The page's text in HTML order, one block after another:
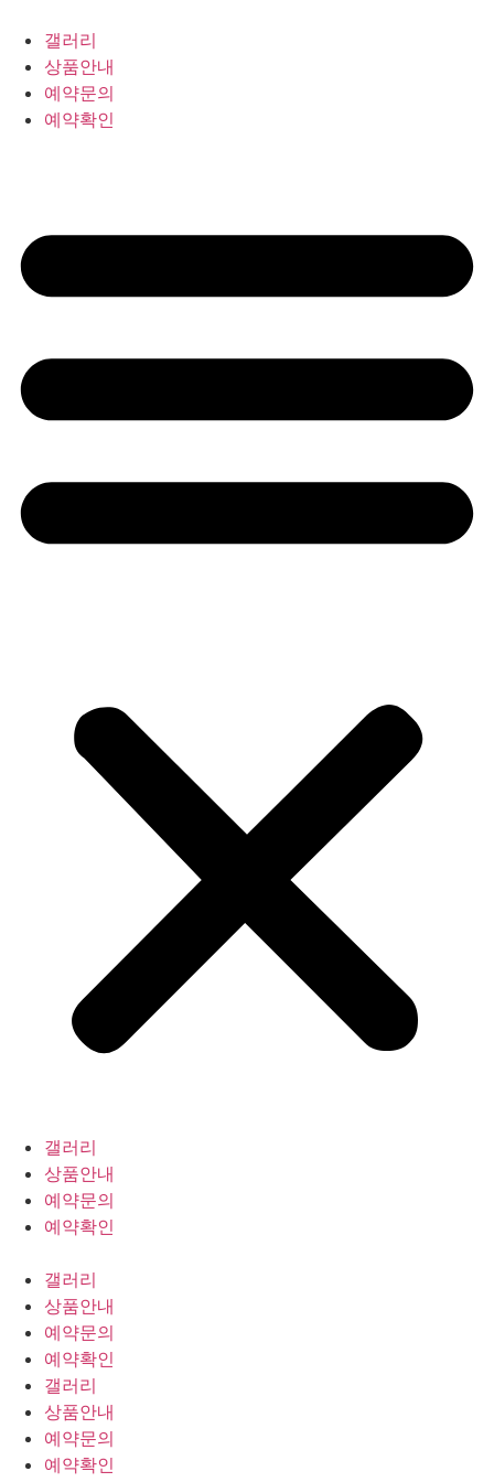
갤러리
상품안내
예약문의
예약확인
갤러리
상품안내
예약문의
예약확인
갤러리
상품안내
예약문의
예약확인
갤러리
상품안내
예약문의
예약확인